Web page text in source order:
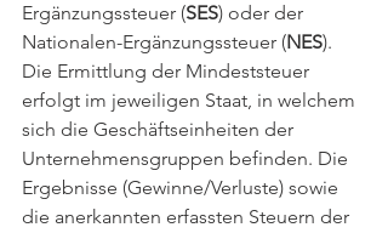
Ergänzungssteuer (SES) oder der
Nationalen-Ergänzungssteuer (NES).
Die Ermittlung der Mindeststeuer
erfolgt im jeweiligen Staat, in welchem
sich die Geschäftseinheiten der
Unternehmensgruppen befinden. Die
Ergebnisse (Gewinne/Verluste) sowie
die anerkannten erfassten Steuern der